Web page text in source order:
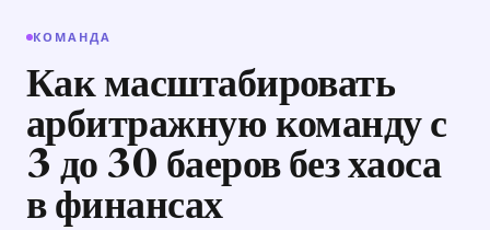
КОМАНДА
Как масштабировать
арбитражную команду с
3 до 30 баеров без хаоса
в финансах